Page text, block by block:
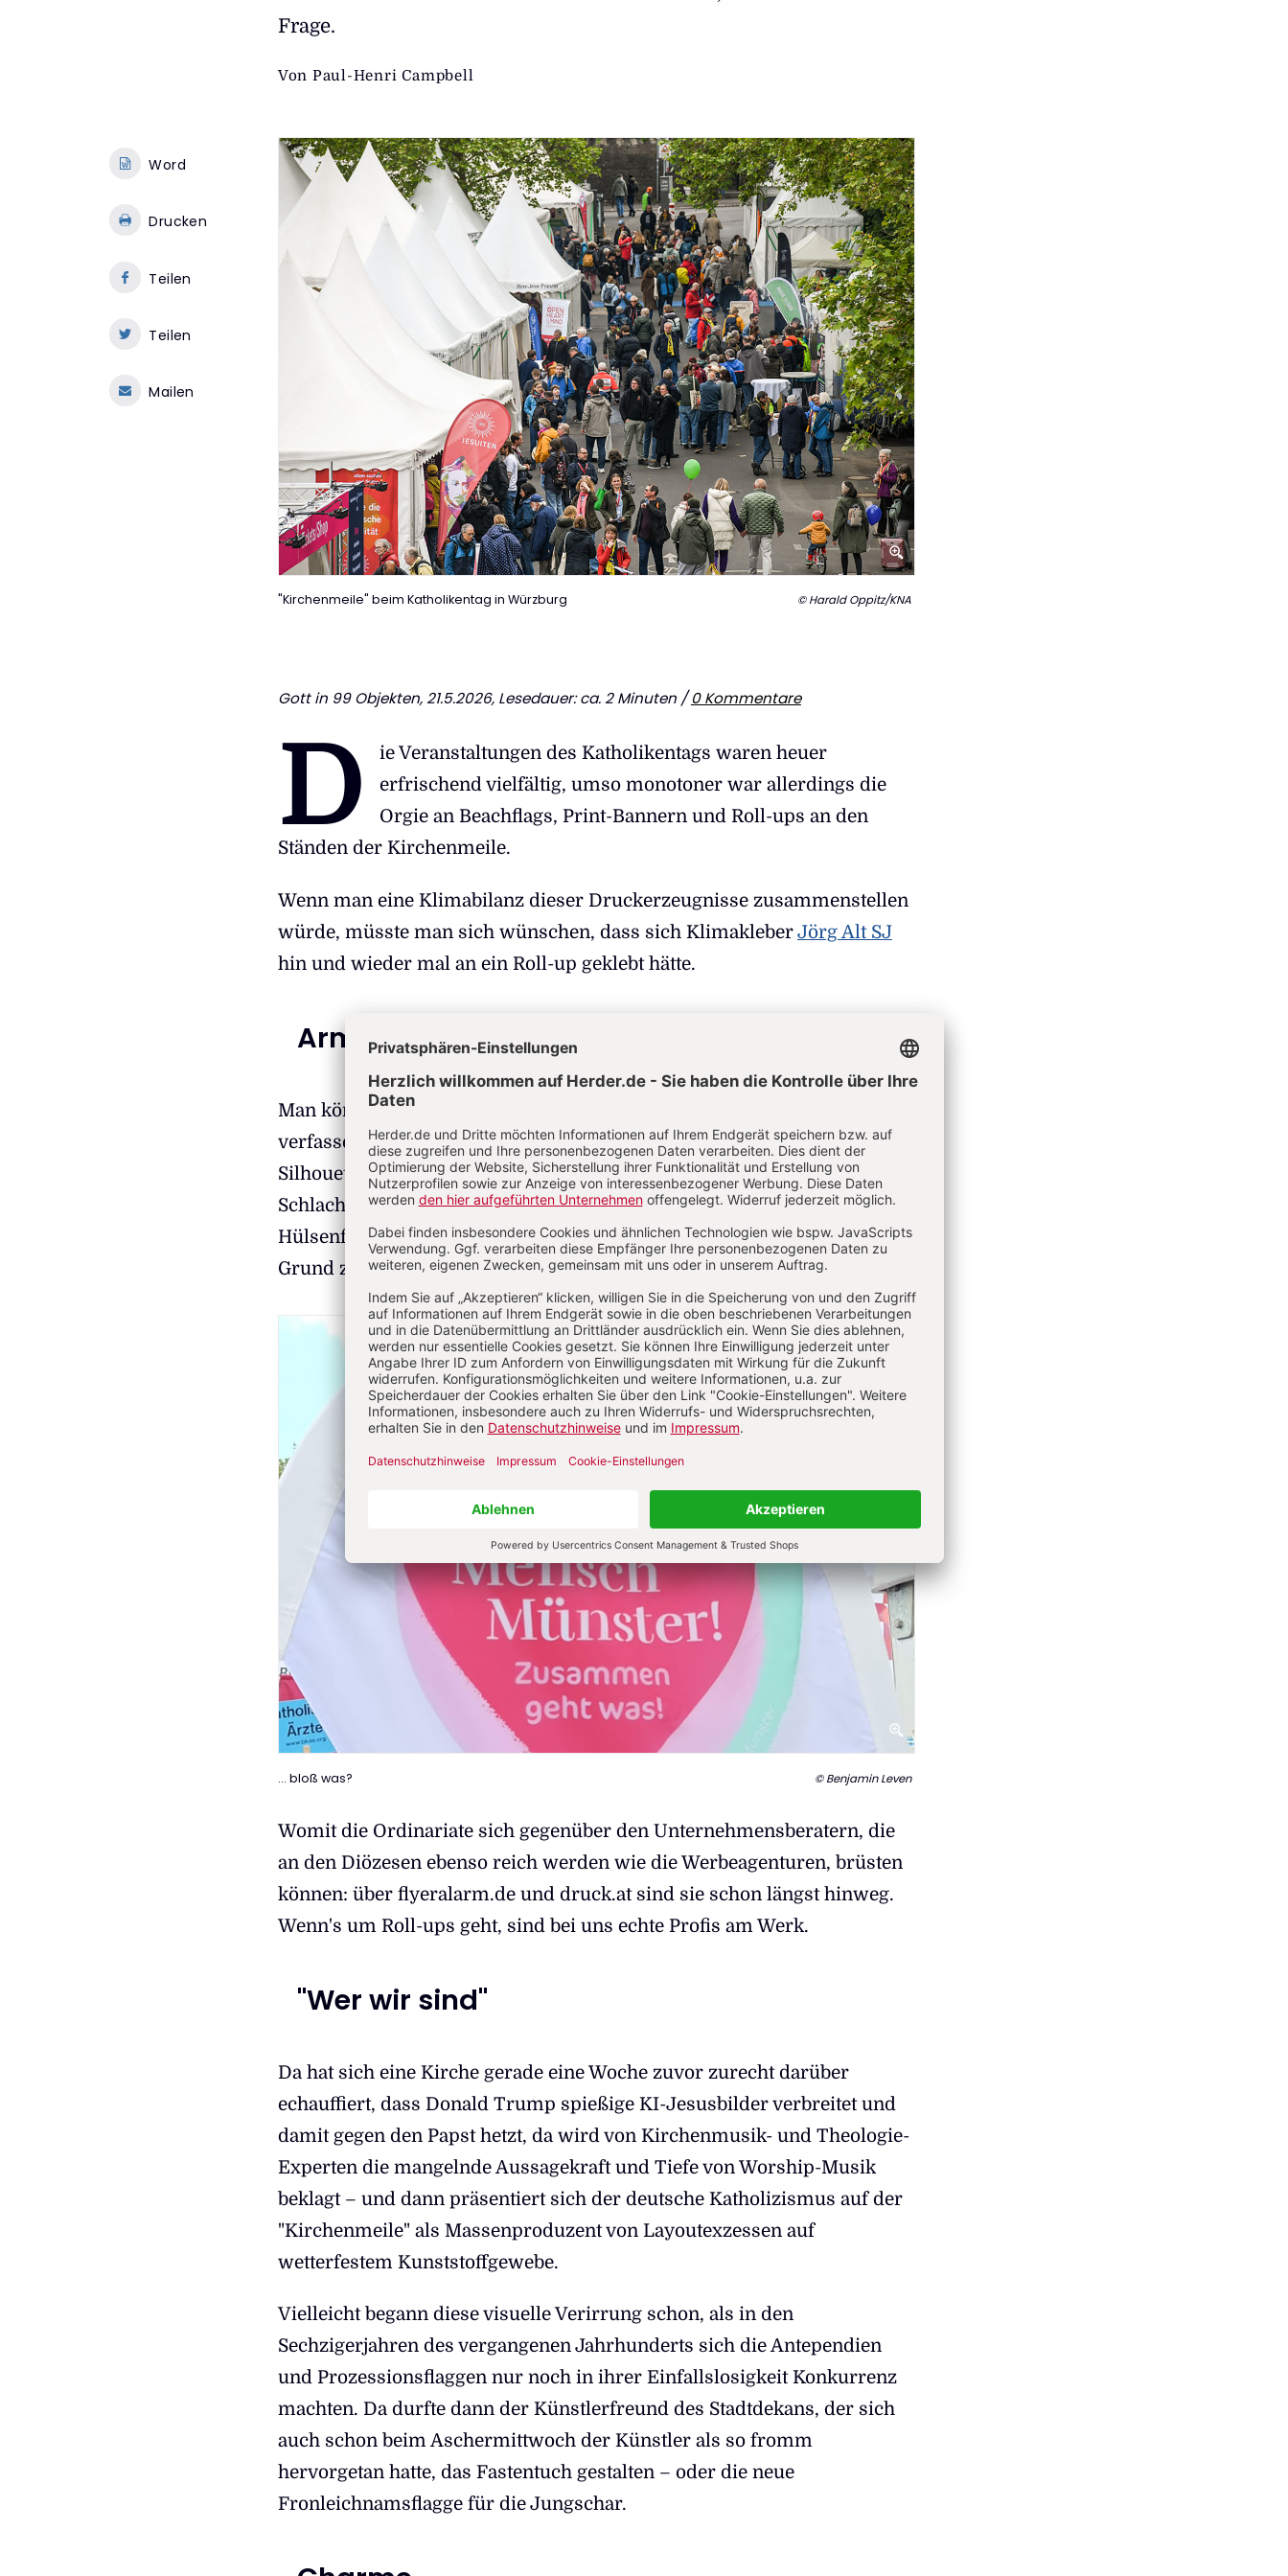
Frage.
Von Paul-Henri Campbell
"Kirchenmeile" beim Katholikentag in Würzburg © Harald Oppitz/KNA
Gott in 99 Objekten, 21.5.2026, Lesedauer: ca. 2 Minuten /0 Kommentare
D
ie Veranstaltungen des Katholikentags waren heuer
erfrischend vielfältig, umso monotoner war allerdings die
Orgie an Beachflags, Print-Bannern und Roll-ups an den
Ständen der Kirchenmeile.
Wenn man eine Klimabilanz dieser Druckerzeugnisse zusammenstellen
würde, müsste man sich wünschen, dass sich KlimakleberJörg Alt SJ
hin und wieder mal an ein Roll-up geklebt hätte.
Armenbibeln im Siebdruckverfahren
Man könnte eine eigene Vexillologie dieser kirchlichen Werbemittel
verfassen – mit ihren fülligen Textblöcken, dem Schriftartsalat,
Silhouettenfiguren und Strichmännchen, den Spiegelstrichen, Logo-
Schlachten, biederen Farbpaletten oder den nichtssagenden
Hülsenfrüchten an Claims, die in enormen Lettern auf monochromen
Grund zu lesen sind.
... bloß was? © Benjamin Leven
Womit die Ordinariate sich gegenüber den Unternehmensberatern, die
an den Diözesen ebenso reich werden wie die Werbeagenturen, brüsten
können: über flyeralarm.de und druck.at sind sie schon längst hinweg.
Wenn's um Roll-ups geht, sind bei uns echte Profis am Werk.
"Wer wir sind"
Da hat sich eine Kirche gerade eine Woche zuvor zurecht darüber
echauffiert, dass Donald Trump spießige KI-Jesusbilder verbreitet und
damit gegen den Papst hetzt, da wird von Kirchenmusik- und Theologie-
Experten die mangelnde Aussagekraft und Tiefe von Worship-Musik
beklagt – und dann präsentiert sich der deutsche Katholizismus auf der
"Kirchenmeile" als Massenproduzent von Layoutexzessen auf
wetterfestem Kunststoffgewebe.
Vielleicht begann diese visuelle Verirrung schon, als in den
Sechzigerjahren des vergangenen Jahrhunderts sich die Antependien
und Prozessionsflaggen nur noch in ihrer Einfallslosigkeit Konkurrenz
machten. Da durfte dann der Künstlerfreund des Stadtdekans, der sich
auch schon beim Aschermittwoch der Künstler als so fromm
hervorgetan hatte, das Fastentuch gestalten – oder die neue
Fronleichnamsflagge für die Jungschar.
Word
Drucken
Teilen
Teilen
Mailen